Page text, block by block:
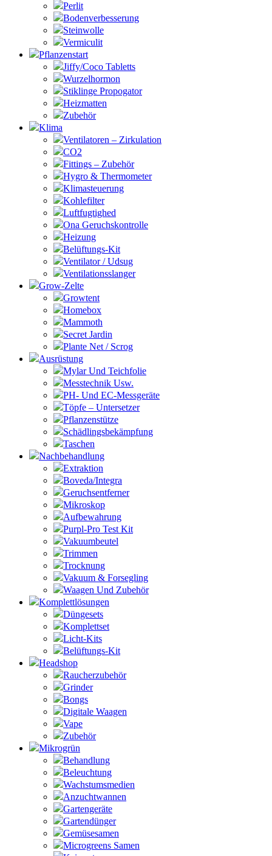
Perlit
Bodenverbesserung
Steinwolle
Vermiculit
Pflanzenstart
Jiffy/Coco Tabletts
Wurzelhormon
Stiklinge Propogator
Heizmatten
Zubehör
Klima
Ventilatoren – Zirkulation
CO2
Fittings – Zubehör
Hygro & Thermometer
Klimasteuerung
Kohlefilter
Luftfugtighed
Ona Geruchskontrolle
Heizung
Belüftungs-Kit
Ventilator / Udsug
Ventilationsslanger
Grow-Zelte
Growtent
Homebox
Mammoth
Secret Jardin
Plante Net / Scrog
Ausrüstung
Mylar Und Teichfolie
Messtechnik Usw.
PH- Und EC-Messgeräte
Töpfe – Untersetzer
Pflanzenstütze
Schädlingsbekämpfung
Taschen
Nachbehandlung
Extraktion
Boveda/Integra
Geruchsentferner
Mikroskop
Aufbewahrung
Purpl-Pro Test Kit
Vakuumbeutel
Trimmen
Trocknung
Vakuum & Forsegling
Waagen Und Zubehör
Komplettlösungen
Düngesets
Komplettset
Licht-Kits
Belüftungs-Kit
Headshop
Raucherzubehör
Grinder
Bongs
Digitale Waagen
Vape
Zubehör
Mikrogrün
Behandlung
Beleuchtung
Wachstumsmedien
Anzuchtwannen
Gartengeräte
Gartendünger
Gemüsesamen
Microgreens Samen